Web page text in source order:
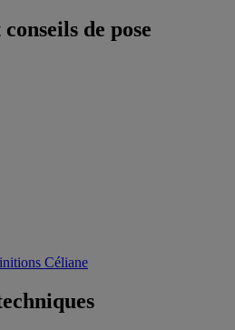
de pose
Céliane